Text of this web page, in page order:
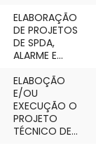
ELABORAÇÃO
DE PROJETOS
DE SPDA,
ALARME E...
ELABOÇÃO
E/OU
EXECUÇÃO O
PROJETO
TÉCNICO DE...